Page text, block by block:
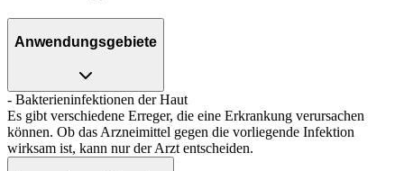
Anwendungsgebiete
- Bakterieninfektionen der Haut
Es gibt verschiedene Erreger, die eine Erkrankung verursachen
können. Ob das Arzneimittel gegen die vorliegende Infektion
wirksam ist, kann nur der Arzt entscheiden.